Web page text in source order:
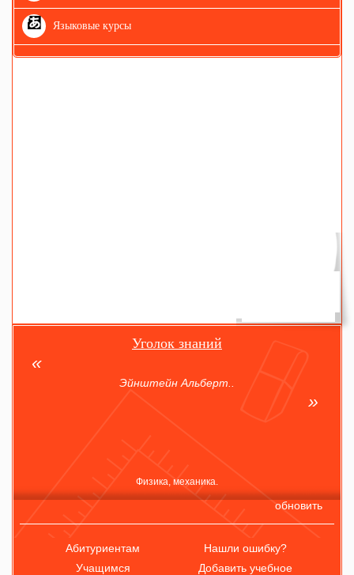
Языковые курсы
Уголок знаний
Эйнштейн Альберт..
Физика, механика.
обновить
Абитуриентам
Учащимся
Нашли ошибку?
Добавить учебное